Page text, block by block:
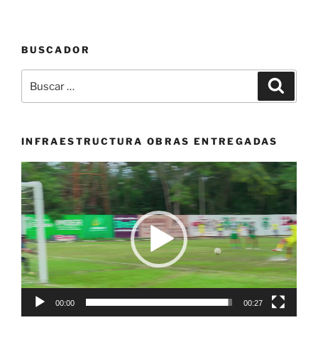
de
será
Neiva»
BUSCADOR
por:
INFRAESTRUCTURA OBRAS ENTREGADAS
Reproductor
de
vídeo
00:00 00:27